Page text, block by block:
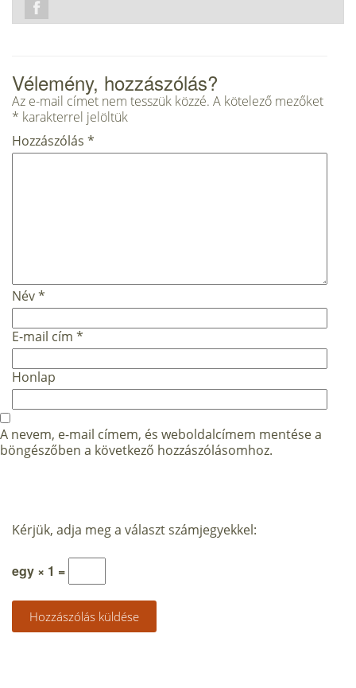
Vélemény, hozzászólás?
Az e-mail címet nem tesszük közzé. A kötelező mezőket
* karakterrel jelöltük
Hozzászólás *
Név*
E-mail cím *
Honlap
A nevem, e-mail címem, és weboldalcímem mentése a
böngészőben a következő hozzászólásomhoz.
Kérjük, adja meg a választ számjegyekkel:
egy × 1 =